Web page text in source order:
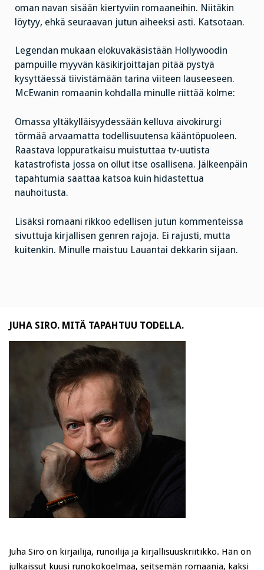
oman navan sisään kiertyviin romaaneihin. Niitäkin
löytyy, ehkä seuraavan jutun aiheeksi asti. Katsotaan.
Legendan mukaan elokuvakäsistään Hollywoodin
pampuille myyvän käsikirjoittajan pitää pystyä
kysyttäessä tiivistämään tarina viiteen lauseeseen.
McEwanin romaanin kohdalla minulle riittää kolme:
Omassa yltäkylläisyydessään kelluva aivokirurgi
törmää arvaamatta todellisuutensa kääntöpuoleen.
Raastava loppuratkaisu muistuttaa tv-uutista
katastrofista jossa on ollut itse osallisena. Jälkeenpäin
tapahtumia saattaa katsoa kuin hidastettua
nauhoitusta.
Lisäksi romaani rikkoo edellisen jutun kommenteissa
sivuttuja kirjallisen genren rajoja. Ei rajusti, mutta
kuitenkin. Minulle maistuu Lauantai dekkarin sijaan.
JUHA SIRO. MITÄ TAPAHTUU TODELLA.
Juha Siro on kirjailija, runoilija ja kirjallisuuskriitikko. Hän on
julkaissut kuusi runokokoelmaa, seitsemän romaania, kaksi